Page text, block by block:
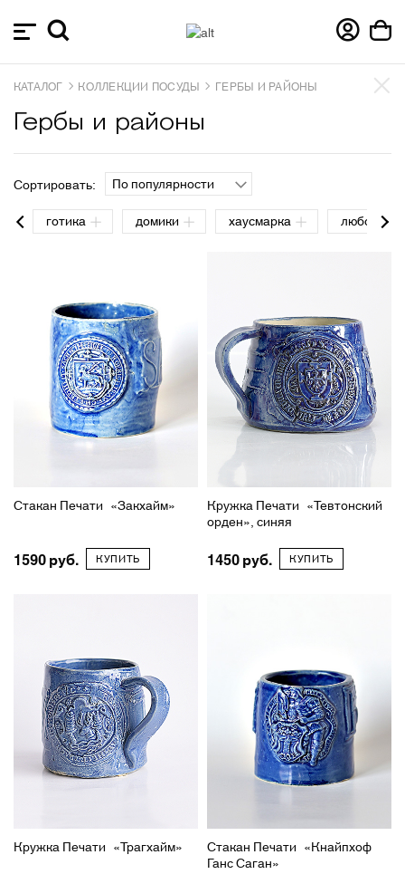
КАТАЛОГ КОЛЛЕКЦИИ ПОСУДЫ ГЕРБЫ И РАЙОНЫ
Гербы и районы
Сортировать: По популярности
готика домики хаусмарка любовь
Стакан Печати «Закхайм»
1590 КУПИТЬ
Кружка Печати «Тевтонский
орден», синяя
1450 КУПИТЬ
Кружка Печати «Трагхайм»
Стакан Печати «Кнайпхоф
Ганс Саган»